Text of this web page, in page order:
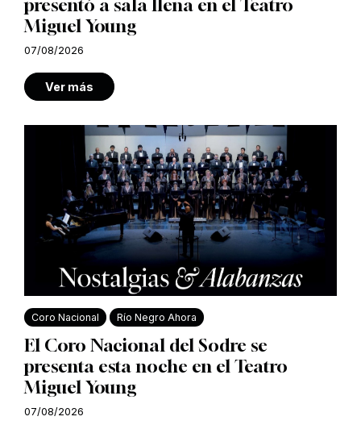
presentó a sala llena en el Teatro
Miguel Young
07/08/2026
Ver más
Coro Nacional Río Negro Ahora
El Coro Nacional del Sodre se
presenta esta noche en el Teatro
Miguel Young
07/08/2026